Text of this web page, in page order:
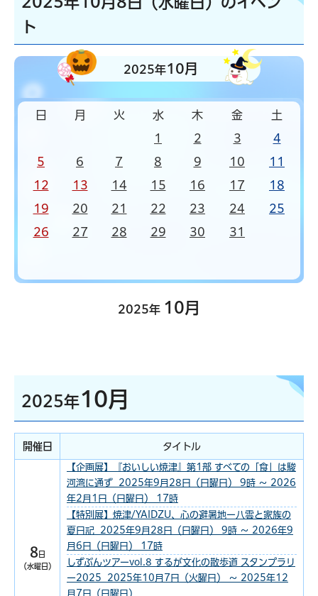
ト
2025年10月
日 月 火 水 木 金 土
1 2 3 4
5 6 7 8 9 10 11
12 13 14 15 16 17 18
19 20 21 22 23 24 25
26 27 28 29 30 31
2025年 10月
2025年10月
開催日 タイトル
8 日
（水曜日）
【企画展】『おいしい焼津』第1部 すべての「食」は駿
河湾に通ず 2025年9月28日（日曜日） 9時 ～ 2026
年2月1日（日曜日） 17時
【特別展】焼津/YAIDZU、心の避暑地ー八雲と家族の
夏日記 2025年9月28日（日曜日） 9時 ～ 2026年9
月6日（日曜日） 17時
しずぶんツアーvol.8 するが文化の散歩道 スタンプラリ
ー2025 2025年10月7日（火曜日） ～ 2025年12
月7日（日曜日）